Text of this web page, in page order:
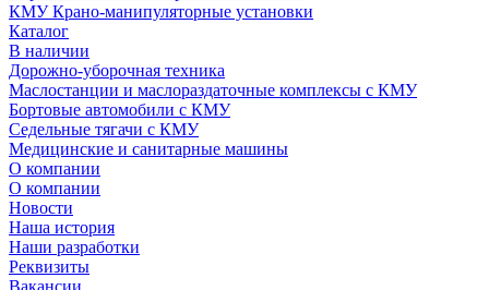
КМУ Крано-манипуляторные установки
Каталог
В наличии
Дорожно-уборочная техника
Маслостанции и маслораздаточные комплексы с КМУ
Бортовые автомобили с КМУ
Седельные тягачи с КМУ
Медицинские и санитарные машины
О компании
О компании
Новости
Наша история
Наши разработки
Реквизиты
Вакансии